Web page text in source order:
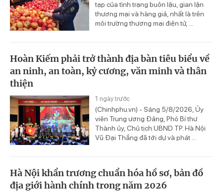
tạp của tình trạng buôn lậu, gian lận
thương mại và hàng giả, nhất là trên
môi trường thương mại điện tử, ...
Hoàn Kiếm phải trở thành địa bàn tiêu biểu về
an ninh, an toàn, kỷ cương, văn minh và thân
thiện
1 ngày trước
(Chinhphu.vn) - Sáng 5/8/2026, Ủy
viên Trung ương Đảng, Phó Bí thư
Thành ủy, Chủ tịch UBND TP. Hà Nội
Vũ Đại Thắng đã tới dự và phát ...
Hà Nội khẩn trương chuẩn hóa hồ sơ, bản đồ
địa giới hành chính trong năm 2026